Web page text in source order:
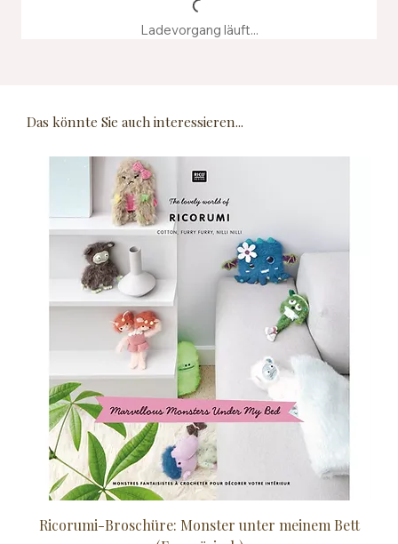
Ladevorgang läuft...
Das könnte Sie auch interessieren...
Ricorumi-Broschüre: Monster unter meinem Bett